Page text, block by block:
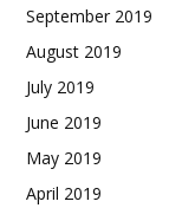
September 2019
August 2019
July 2019
June 2019
May 2019
April 2019